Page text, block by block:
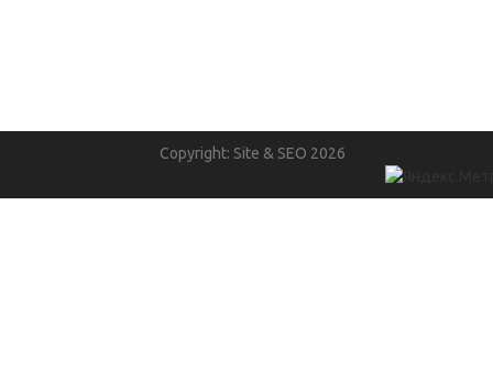
Copyright: Site & SEO 2026